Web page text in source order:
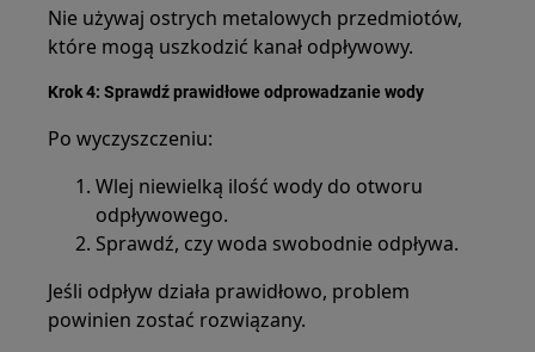
Nie używaj ostrych metalowych przedmiotów,
które mogą uszkodzić kanał odpływowy.
Krok 4: Sprawdź prawidłowe odprowadzanie wody
Po wyczyszczeniu:
Wlej niewielką ilość wody do otworu
odpływowego.
Sprawdź, czy woda swobodnie odpływa.
Jeśli odpływ działa prawidłowo, problem
powinien zostać rozwiązany.